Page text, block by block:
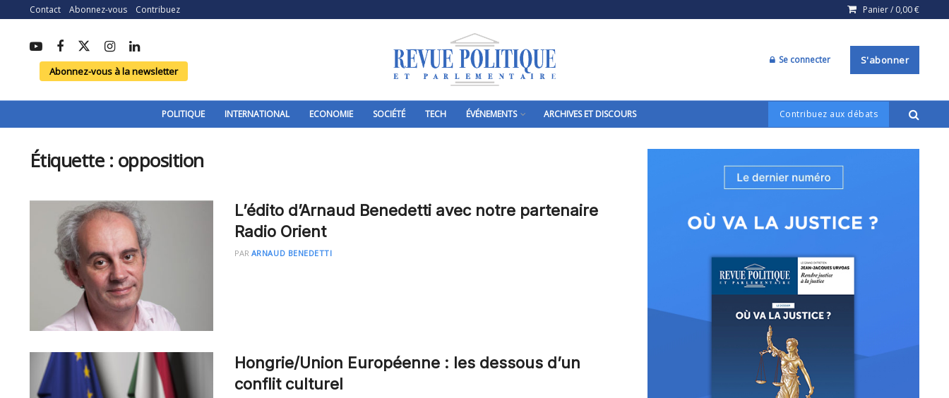
Contact Abonnez-vous Contribuez Panier / 0,00€
Abonnez-vous à la newsletter
Se connecter S'abonner
POLITIQUE INTERNATIONAL ECONOMIE SOCIÉTÉ TECH ÉVÉNEMENTS ARCHIVES ET DISCOURS Contribuez aux débats
Étiquette : opposition
L’édito d’Arnaud Benedetti avec notre partenaire
Radio Orient
PAR ARNAUD BENEDETTI
Hongrie/Union Européenne : les dessous d’un
conflit culturel